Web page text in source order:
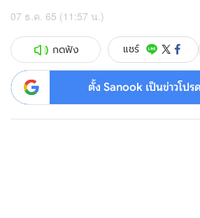
07 ธ.ค. 65 (11:57 น.)
กดฟัง แชร์
ตั้ง Sanook เป็นข่าวโป